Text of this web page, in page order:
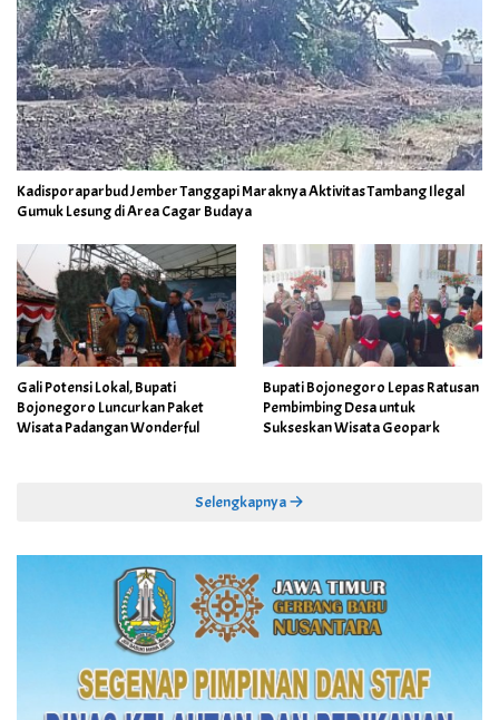
Kadisporaparbud Jember Tanggapi Maraknya Aktivitas Tambang Ilegal
Gumuk Lesung di Area Cagar Budaya
Gali Potensi Lokal, Bupati
Bojonegoro Luncurkan Paket
Wisata Padangan Wonderful
Bupati Bojonegoro Lepas Ratusan
Pembimbing Desa untuk
Sukseskan Wisata Geopark
Selengkapnya